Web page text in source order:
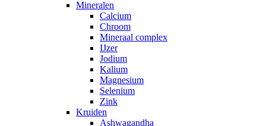
Mineralen
Calcium
Chroom
Mineraal complex
IJzer
Jodium
Kalium
Magnesium
Selenium
Zink
Kruiden
Ashwagandha